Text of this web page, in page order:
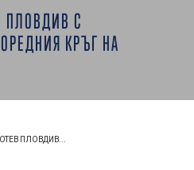
ПЛОВДИВ С
КРЪГ НА
ПЛОВДИВ...